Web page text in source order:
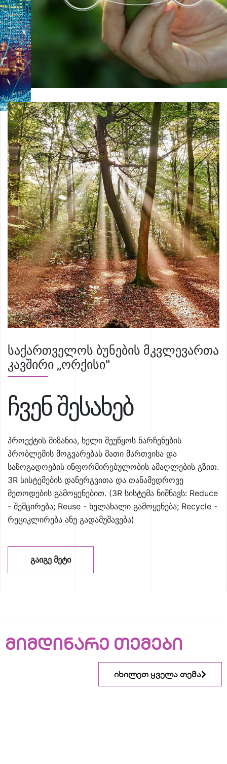
საქართველოს ბუნების მკვლევართა
კავშირი „ორქისი"
ჩვენ შესახებ
პროექტის მიზანია, ხელი შეუწყოს ნარჩენების
პრობლემის მოგვარებას მათი მართვისა და
საზოგადოების ინფორმირებულობის ამაღლების გზით.
3R სისტემების დანერგვითა და თანამედროვე
მეთოდების გამოყენებით. (3R სისტემა ნიშნავს: Reduce
- შემცირება; Reuse - ხელახალი გამოყენება; Recycle -
რეციკლირება ანუ გადამუშავება)
ᲒᲐᲘᲒᲔ ᲛᲔᲢᲘ
მიმდინარე თემები
იხილეთ ყველა თემა